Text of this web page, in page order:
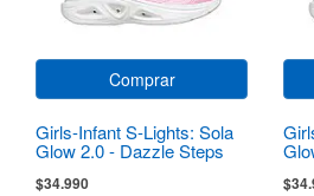
Comprar
Girls-Infant S-Lights: Sola
Glow 2.0 - Dazzle Steps
$34.990